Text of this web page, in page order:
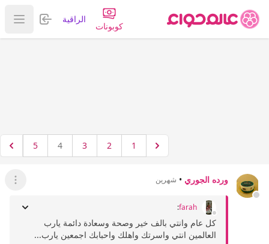
كوبونات
الراقية تسجيل
عرض
1
2
3
4
5
ورده الجوري • شهرين عرض
farah
:
كل عام وانتي بالف خير وصحة وسعادة دائمة يارب
العالمين انتي واسرتك واهلك واحبابك اجمعين يارب...